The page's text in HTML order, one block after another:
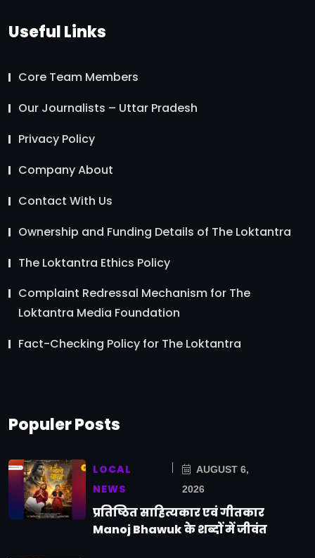
Useful Links
Core Team Members
Our Journalists – Uttar Pradesh
Privacy Policy
Company About
Contact With Us
Ownership and Funding Details of The Loktantra
The Loktantra Ethics Policy
Complaint Redressal Mechanism for The
Loktantra Media Foundation
Fact-Checking Policy for The Loktantra
Populer Posts
LOCAL
NEWS
AUGUST 6,
2026
प्रतिष्ठित साहित्यकार एवं गीतकार
Manoj Bhawuk के शब्दों में जीवंत